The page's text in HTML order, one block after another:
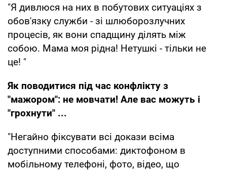
"Я дивлюся на них в побутових ситуаціях з
обов'язку служби - зі шлюборозлучних
процесів, як вони спадщину ділять між
собою. Мама моя рідна! Нетушкі - тільки не
це! "
Як поводитися під час конфлікту з
"мажором": не мовчати! Але вас можуть і
"грохнути" ...
"Негайно фіксувати всі докази всіма
доступними способами: диктофоном в
мобільному телефоні, фото, відео, що